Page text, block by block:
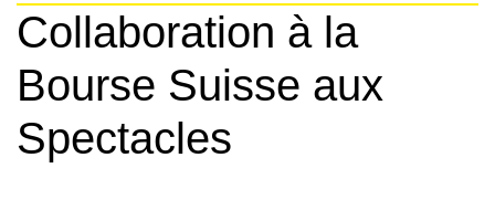
Collaboration à la
Bourse Suisse aux
Spectacles